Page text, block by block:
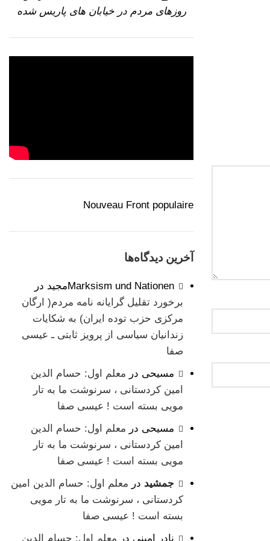
عمو جعفر در جوانی و در
ادامه مطلب
روزهای مردم در خیابان های پاریس شده
Nouveau Front populaire
آخرین دیدگاه‌ها
Marksism und Nationenمجید
در
برخورد تقلیل گرایانه نامه مردم( ارگان
مرکزی حزب توده ایران) به شکایات
زندانیان سیاسی از پرویز ثابتی ـ عیسی
صفا
مسیحی در معلم اول: حسام الدین
امین کردستانی ، سرنوشت ما به تار
مویی بسته است ! عیسی صفا
مسیحی در معلم اول: حسام الدین
امین کردستانی ، سرنوشت ما به تار
مویی بسته است ! عیسی صفا
جمشید در معلم اول: حسام الدین امین
کردستانی ، سرنوشت ما به تار مویی
بسته است ! عیسی صفا
نادر امینی در معلم اول: حسام الدین